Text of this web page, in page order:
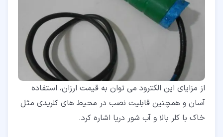
از مزایای این الکترود می توان به قیمت ارزان، استفاده
آسان و همچنین قابلیت نصب در محیط های کلریدی مثل
خاک با کلر بالا و آب شور دریا اشاره کرد.